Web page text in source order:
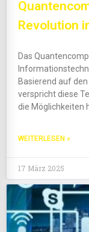
Revolution
Das
Basierend auf
verspricht diese
die Möglichkeiten
WEITERLESEN »
17 März 2025